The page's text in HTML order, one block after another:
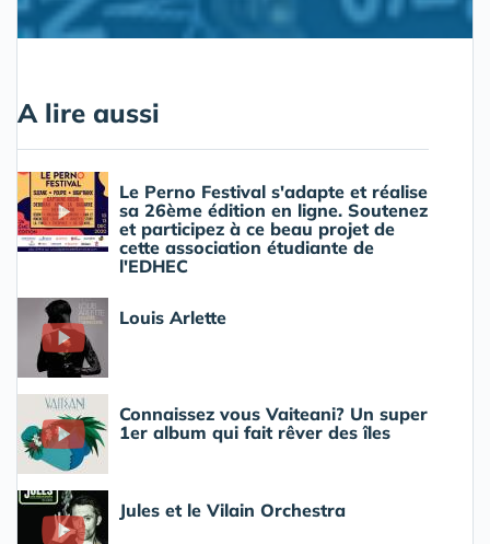
A lire aussi
Le Perno Festival s'adapte et réalise
sa 26ème édition en ligne. Soutenez
et participez à ce beau projet de
cette association étudiante de
l'EDHEC
Louis Arlette
Connaissez vous Vaiteani? Un super
1er album qui fait rêver des îles
Jules et le Vilain Orchestra